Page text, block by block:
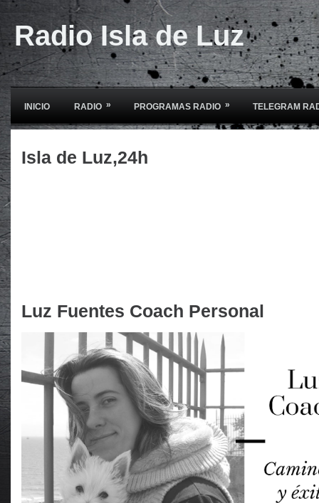
Radio Isla de Luz
INICIO RADIO » PROGRAMAS RADIO » TELEGRAM
Isla de Luz,24h
Luz Fuentes Coach Personal